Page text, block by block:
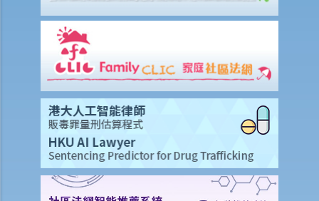
正式卖买合约
1. 签订正式买卖合约及缴付加付订金（大订）的一般步骤是怎样？
2. 我（作为买方）签订临时买卖合约后，才打算在正式买卖合约中加入
配偶或父母的姓名。我可否这样做？
3. 如果我想将自己的单位出售或转让给一名家庭成员或亲戚，我应该留
意甚么？
4. 如果我想把我的物业给我的丈夫/妻子，我应该签订买卖合约还是执行
「 送楼契」？
5. 住宅物业买卖合约所徵收的印花税（厘印费）是多少？
6.「住宅」及「商业」物业之印花税缴付手续是否有所不同？